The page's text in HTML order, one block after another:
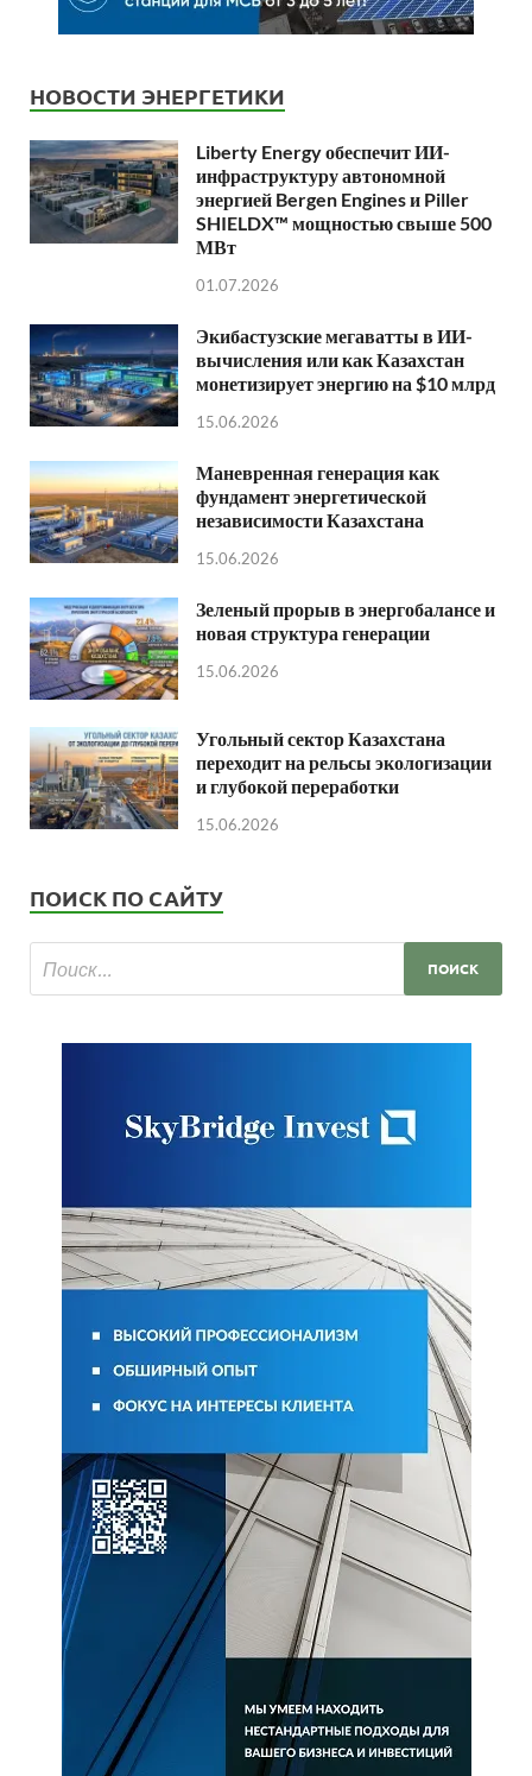
НОВОСТИ ЭНЕРГЕТИКИ
Liberty Energy обеспечит ИИ-
инфраструктуру автономной
энергией Bergen Engines и Piller
SHIELDX™ мощностью свыше 500
МВт
01.07.2026
Экибастузские мегаватты в ИИ-
вычисления или как Казахстан
монетизирует энергию на $10 млрд
15.06.2026
Маневренная генерация как
фундамент энергетической
независимости Казахстана
15.06.2026
Зеленый прорыв в энергобалансе и
новая структура генерации
15.06.2026
Угольный сектор Казахстана
переходит на рельсы экологизации
и глубокой переработки
15.06.2026
ПОИСК ПО САЙТУ